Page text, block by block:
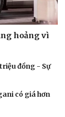
hoảng vì
đồng - Sự
có giá hơn